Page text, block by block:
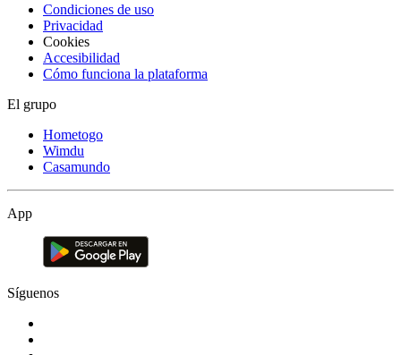
Condiciones de uso
Privacidad
Cookies
Accesibilidad
Cómo funciona la plataforma
El grupo
Hometogo
Wimdu
Casamundo
App
Síguenos